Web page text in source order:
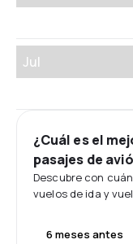
Jul
¿Cuál es el
pasajes de
Descubre con
vuelos de ida y
6 meses antes